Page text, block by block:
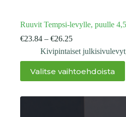
Ruuvit Tempsi-levylle, puulle
€23.84 – €26.25Hintaluokka:
€23.84
-
Kivipintaiset julkisivulevyt
Valitse vaihtoehdoista
Tällä
tuotteella
on